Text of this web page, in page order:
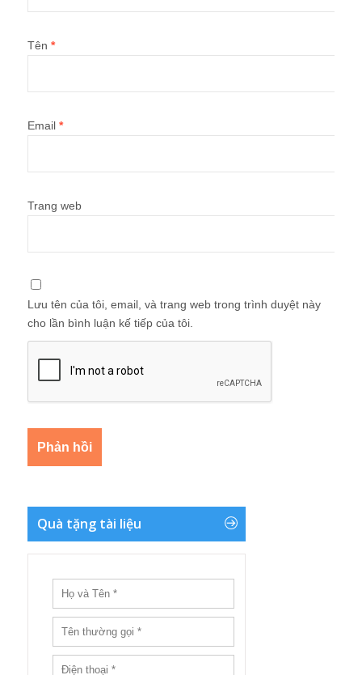
Tên *
Email *
Trang web
Lưu tên của tôi, email, và trang web trong trình duyệt này
cho lần bình luận kế tiếp của tôi.
Quà tặng tài liệu